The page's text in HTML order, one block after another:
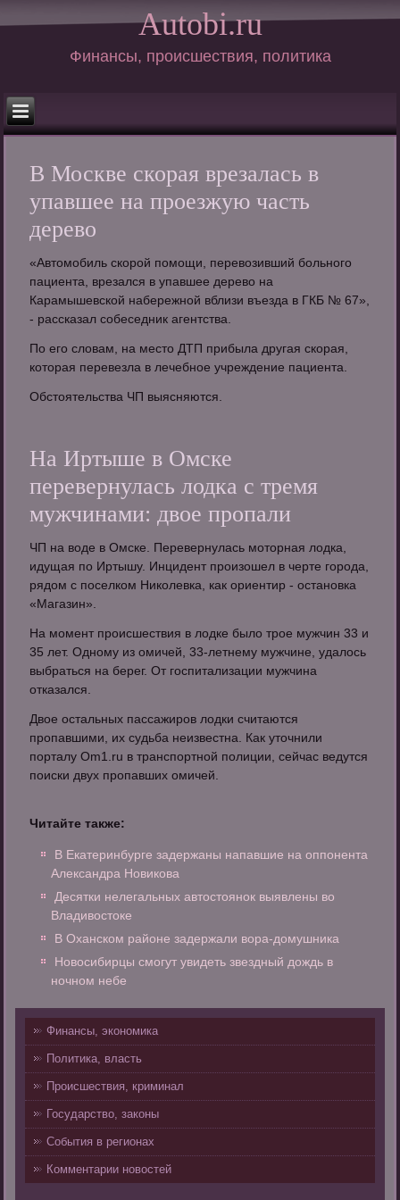
Autobi.ru
Финансы, происшествия, политика
В Москве скорая врезалась в
упавшее на проезжую часть
дерево
«Автомобиль скорой помощи, перевозивший больного
пациента, врезался в упавшее дерево на
Карамышевской набережной вблизи въезда в ГКБ № 67»,
- рассказал собеседник агентства.
По его словам, на место ДТП прибыла другая скорая,
которая перевезла в лечебное учреждение пациента.
Обстоятельства ЧП выясняются.
На Иртыше в Омске
перевернулась лодка с тремя
мужчинами: двое пропали
ЧП на воде в Омске. Перевернулась моторная лодка,
идущая по Иртышу. Инцидент произошел в черте города,
рядом с поселком Николевка, как ориентир - остановка
«Магазин».
На момент происшествия в лодке было трое мужчин 33 и
35 лет. Одному из омичей, 33-летнему мужчине, удалось
выбраться на берег. От госпитализации мужчина
отказался.
Двое остальных пассажиров лодки считаются
пропавшими, их судьба неизвестна. Как уточнили
порталу Om1.ru в транспортной полиции, сейчас ведутся
поиски двух пропавших омичей.
Читайте также:
В Екатеринбурге задержаны напавшие на оппонента
Александра Новикова
Десятки нелегальных автостоянок выявлены во
Владивостоке
В Оханском районе задержали вора-домушника
Новосибирцы смогут увидеть звездный дождь в
ночном небе
Финансы, экономика
Политика, власть
Происшествия, криминал
Государство, законы
События в регионах
Комментарии новостей